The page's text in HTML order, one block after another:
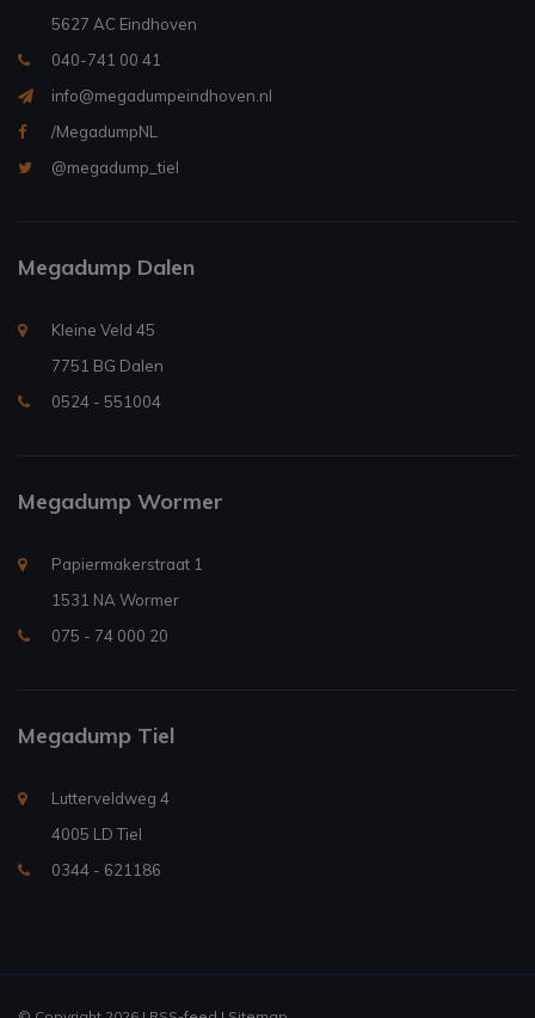
5627 AC Eindhoven
040-741 00 41
info@megadumpeindhoven.nl
/MegadumpNL
@megadump_tiel
Megadump Dalen
Kleine Veld 45
7751 BG Dalen
0524 - 551004
Megadump Wormer
Papiermakerstraat 1
1531 NA Wormer
075 - 74 000 20
Megadump Tiel
Lutterveldweg 4
4005 LD Tiel
0344 - 621186